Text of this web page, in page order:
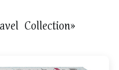
Collection»